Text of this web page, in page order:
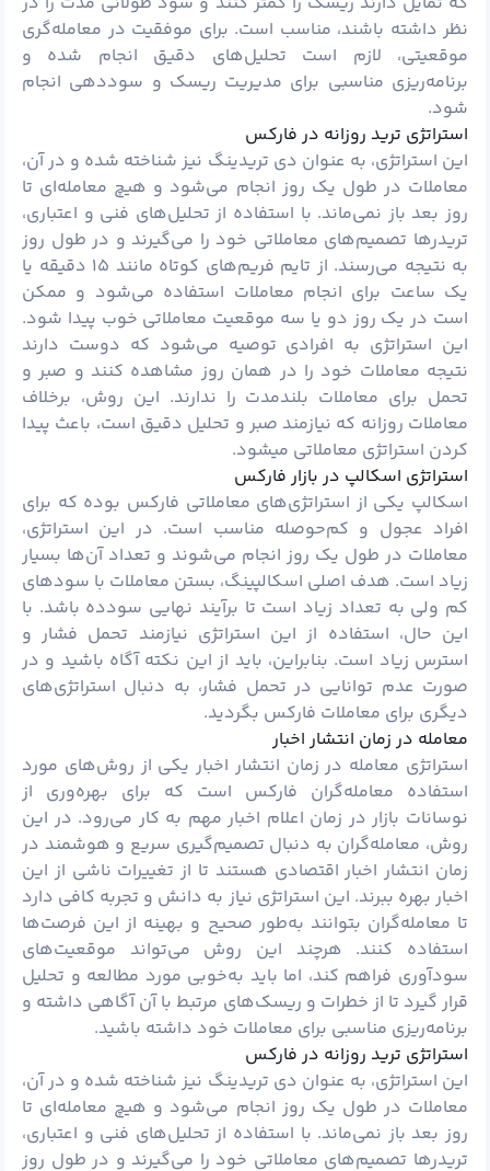
نظر داشته باشند، مناسب است. برای موفقیت در معامله‌گری
موقعیتی، لازم است تحلیل‌های دقیق انجام شده و
برنامه‌ریزی مناسبی برای مدیریت ریسک و سوددهی انجام
شود.
استراتژی ترید روزانه در فارکس
این استراتژی، به عنوان دی تریدینگ نیز شناخته شده و در آن،
معاملات در طول یک روز انجام می‌شود و هیچ معامله‌ای تا
روز بعد باز نمی‌ماند. با استفاده از تحلیل‌های فنی و اعتباری،
تریدرها تصمیم‌های معاملاتی خود را می‌گیرند و در طول روز
به نتیجه می‌رسند. از تایم فریم‌های کوتاه مانند ۱۵ دقیقه یا
یک ساعت برای انجام معاملات استفاده می‌شود و ممکن
است در یک روز دو یا سه موقعیت معاملاتی خوب پیدا شود.
این استراتژی به افرادی توصیه می‌شود که دوست دارند
نتیجه معاملات خود را در همان روز مشاهده کنند و صبر و
تحمل برای معاملات بلندمدت را ندارند. این روش، برخلاف
معاملات روزانه که نیازمند صبر و تحلیل دقیق است، باعث پیدا
کردن استراتژی معاملاتی میشود.
استراتژی اسکالپ در بازار فارکس
اسکالپ یکی از استراتژی‌های معاملاتی فارکس بوده که برای
افراد عجول و کم‌حوصله مناسب است. در این استراتژی،
معاملات در طول یک روز انجام می‌شوند و تعداد آن‌ها بسیار
زیاد است. هدف اصلی اسکالپینگ، بستن معاملات با سودهای
کم ولی به تعداد زیاد است تا برآیند نهایی سودده باشد. با
این حال، استفاده از این استراتژی نیازمند تحمل فشار و
استرس زیاد است. بنابراین، باید از این نکته آگاه باشید و در
صورت عدم توانایی در تحمل فشار، به دنبال استراتژی‌های
دیگری برای معاملات فارکس بگردید.
معامله در زمان انتشار اخبار
استراتژی معامله در زمان انتشار اخبار یکی از روش‌های مورد
استفاده معامله‌گران فارکس است که برای بهره‌وری از
نوسانات بازار در زمان اعلام اخبار مهم به کار می‌رود. در این
روش، معامله‌گران به دنبال تصمیم‌گیری سریع و هوشمند در
زمان انتشار اخبار اقتصادی هستند تا از تغییرات ناشی از این
اخبار بهره ببرند. این استراتژی نیاز به دانش و تجربه کافی دارد
تا معامله‌گران بتوانند به‌طور صحیح و بهینه از این فرصت‌ها
استفاده کنند. هرچند این روش می‌تواند موقعیت‌های
سودآوری فراهم کند، اما باید به‌خوبی مورد مطالعه و تحلیل
قرار گیرد تا از خطرات و ریسک‌های مرتبط با آن آگاهی داشته و
برنامه‌ریزی مناسبی برای معاملات خود داشته باشید.
استراتژی ترید روزانه در فارکس
این استراتژی، به عنوان دی تریدینگ نیز شناخته شده و در آن،
معاملات در طول یک روز انجام می‌شود و هیچ معامله‌ای تا
روز بعد باز نمی‌ماند. با استفاده از تحلیل‌های فنی و اعتباری،
تریدرها تصمیم‌های معاملاتی خود را می‌گیرند و در طول روز